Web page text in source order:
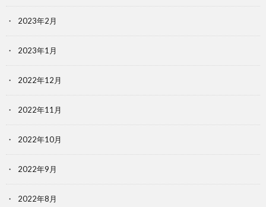
2023年2月
2023年1月
2022年12月
2022年11月
2022年10月
2022年9月
2022年8月